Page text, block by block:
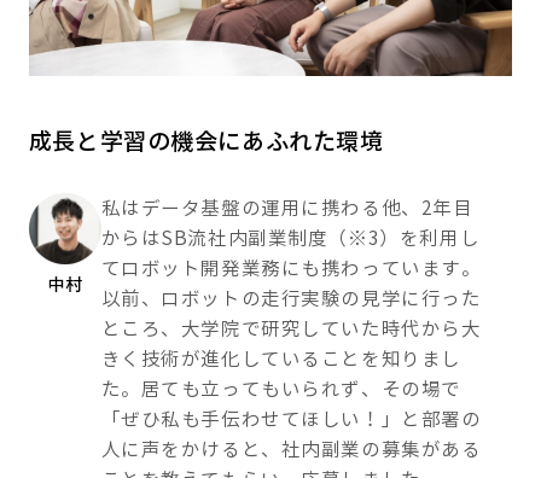
成長と学習の機会にあふれた環境
中村
私はデータ基盤の運用に携わる他、2年目
からはSB流社内副業制度（※3）を利用し
てロボット開発業務にも携わっています。
以前、ロボットの走行実験の見学に行った
ところ、大学院で研究していた時代から大
きく技術が進化していることを知りまし
た。居ても立ってもいられず、その場で
「ぜひ私も手伝わせてほしい！」と部署の
人に声をかけると、社内副業の募集がある